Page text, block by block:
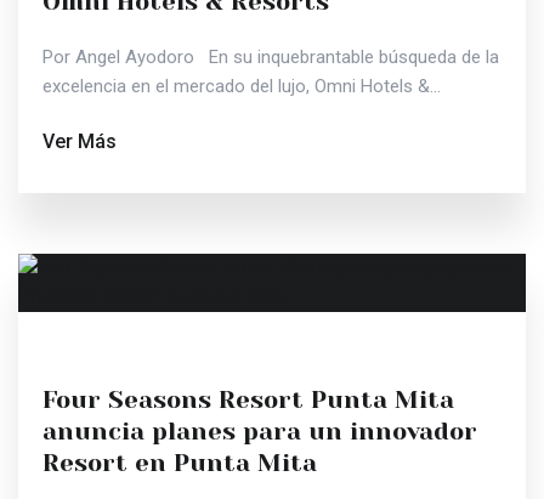
Por Angel Ayodoro En su inquebrantable búsqueda de la
excelencia en el mercado del lujo, Omni Hotels &...
Ver Más
Four Seasons Resort Punta Mita
anuncia planes para un innovador
Resort en Punta Mita